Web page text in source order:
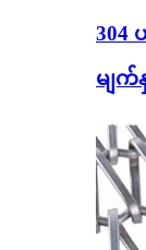
304
မျက်